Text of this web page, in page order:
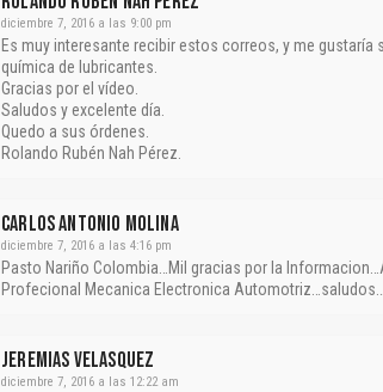
diciembre 7, 2016 a las 9:00 pm
Es muy interesante recibir estos correos, y me
química de lubricantes.
Gracias por el vídeo.
Saludos y excelente día.
Quedo a sus órdenes.
Rolando Rubén Nah Pérez.
CARLOS ANTONIO MOLINA
diciembre 7, 2016 a las 4:16 pm
Pasto Nariño Colombia…Mil gracias por la
Profecional Mecanica Electronica
Jeremias Velasquez
diciembre 7, 2016 a las 12:22 am